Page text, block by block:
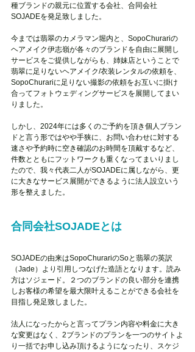
種ブランドの親元に位置する会社、合同会社
SOJADEを発足致しました。
今までは翡翠のカメラマン堀内と、SopoChurariの
ヘアメイク伊志嶺が各々のブランドを自由に展開し
サービスをご提供しながらも、姉妹店ということで
翡翠に足りないヘアメイク/衣装レンタルの依頼を、
SopoChurariに足りない撮影の依頼をお互いに掛け
合ってフォトウェディングサービスを展開してまい
りました。
しかし、2024年には多くのご予約を頂き個人ブラン
ドと言う形ではやや手狭に、お問い合わせに対する
速さや予約時に空き確認のお時間を頂戴するなど、
件数とともにフットワークも重くなってまいりまし
たので、我々代表二人がSOJADEに属しながら、更
に大きなサービス展開ができるように法人設立いう
形を整えました。
合同会社SOJADEとは
SOJADEの由来はSopoChurariのSoと翡翠の英訳
（Jade）より引用しつなげた造語となります。読み
方はソジェード。２つのブランドの良い部分を連携
しお客様の希望を最大限叶えることができる会社を
目指し発足致しました。
法人になったからと言ってプラン内容や料金に大き
な変更はなく、2ブランドのプランを一つのサイトよ
り一括でお申し込み頂けるようになったり、スケジ